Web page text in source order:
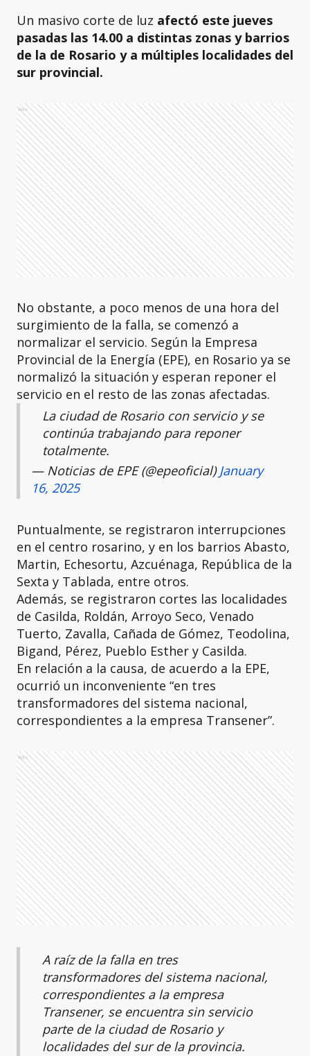
Un masivo corte de luz afectó este jueves
pasadas las 14.00 a distintas zonas y barrios
de la de Rosario y a múltiples localidades del
sur provincial.
Ads
No obstante, a poco menos de una hora del
surgimiento de la falla, se comenzó a
normalizar el servicio. Según la Empresa
Provincial de la Energía (EPE), en Rosario ya se
normalizó la situación y esperan reponer el
servicio en el resto de las zonas afectadas.
La ciudad de Rosario con servicio y se
continúa trabajando para reponer
totalmente.
— Noticias de EPE (@epeoficial) January
16, 2025
Puntualmente, se registraron interrupciones
en el centro rosarino, y en los barrios Abasto,
Martin, Echesortu, Azcuénaga, República de la
Sexta y Tablada, entre otros.
Además, se registraron cortes las localidades
de Casilda, Roldán, Arroyo Seco, Venado
Tuerto, Zavalla, Cañada de Gómez, Teodolina,
Bigand, Pérez, Pueblo Esther y Casilda.
En relación a la causa, de acuerdo a la EPE,
ocurrió un inconveniente “en tres
transformadores del sistema nacional,
correspondientes a la empresa Transener”.
Ads
A raíz de la falla en tres
transformadores del sistema nacional,
correspondientes a la empresa
Transener, se encuentra sin servicio
parte de la ciudad de Rosario y
localidades del sur de la provincia.